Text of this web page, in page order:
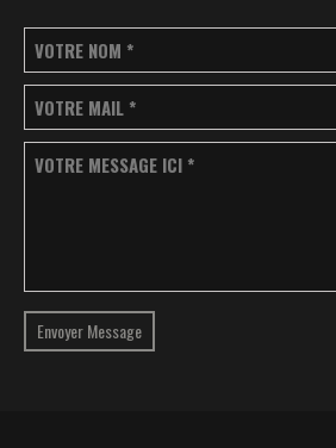
VOTRE NOM *
VOTRE MAIL *
VOTRE MESSAGE ICI *
Envoyer Message